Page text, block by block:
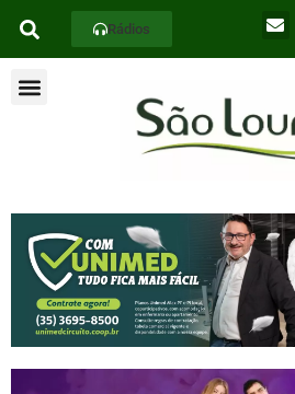
Rádios